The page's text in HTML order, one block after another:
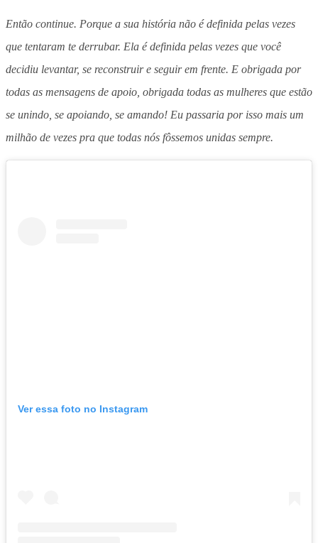
Então continue. Porque a sua história não é definida pelas vezes
que tentaram te derrubar. Ela é definida pelas vezes que você
decidiu levantar, se reconstruir e seguir em frente. E obrigada por
todas as mensagens de apoio, obrigada todas as mulheres que estão
se unindo, se apoiando, se amando! Eu passaria por isso mais um
milhão de vezes pra que todas nós fôssemos unidas sempre.
Ver essa foto no Instagram